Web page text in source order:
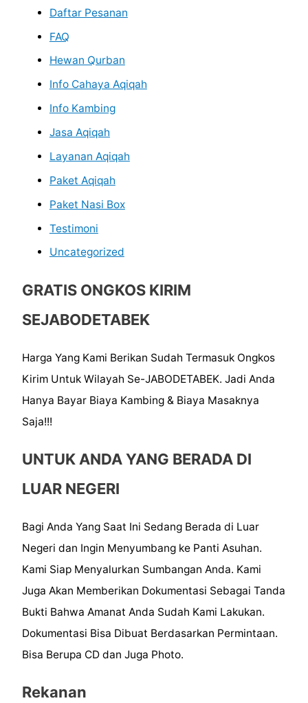
Daftar Pesanan
FAQ
Hewan Qurban
Info Cahaya Aqiqah
Info Kambing
Jasa Aqiqah
Layanan Aqiqah
Paket Aqiqah
Paket Nasi Box
Testimoni
Uncategorized
GRATIS ONGKOS KIRIM
SEJABODETABEK
Harga Yang Kami Berikan Sudah Termasuk Ongkos
Kirim Untuk Wilayah Se-JABODETABEK. Jadi Anda
Hanya Bayar Biaya Kambing & Biaya Masaknya
Saja!!!
UNTUK ANDA YANG BERADA DI
LUAR NEGERI
Bagi Anda Yang Saat Ini Sedang Berada di Luar
Negeri dan Ingin Menyumbang ke Panti Asuhan.
Kami Siap Menyalurkan Sumbangan Anda. Kami
Juga Akan Memberikan Dokumentasi Sebagai Tanda
Bukti Bahwa Amanat Anda Sudah Kami Lakukan.
Dokumentasi Bisa Dibuat Berdasarkan Permintaan.
Bisa Berupa CD dan Juga Photo.
Rekanan